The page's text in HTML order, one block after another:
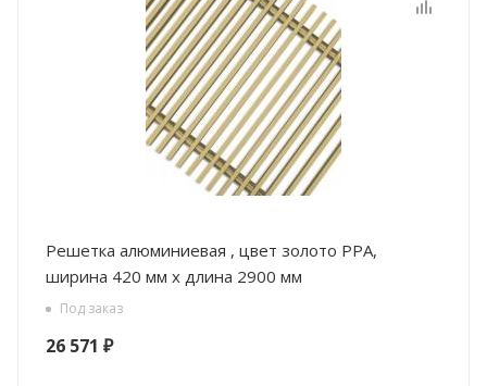
Решетка алюминиевая , цвет золото РРА,
ширина 420 мм х длина 2900 мм
Под заказ
26 571 ₽